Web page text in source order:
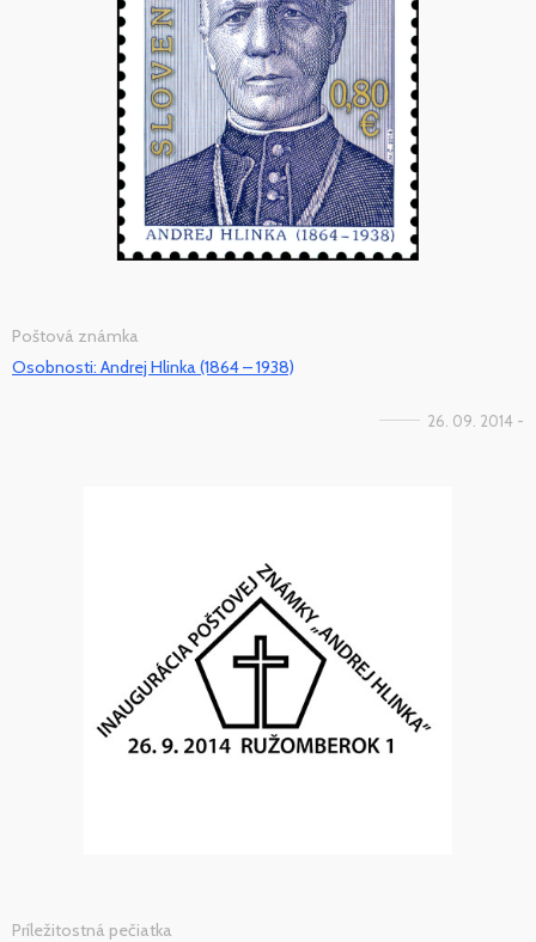
Poštová známka
Osobnosti: Andrej Hlinka (1864 – 1938)
26. 09. 2014 -
Príležitostná pečiatka